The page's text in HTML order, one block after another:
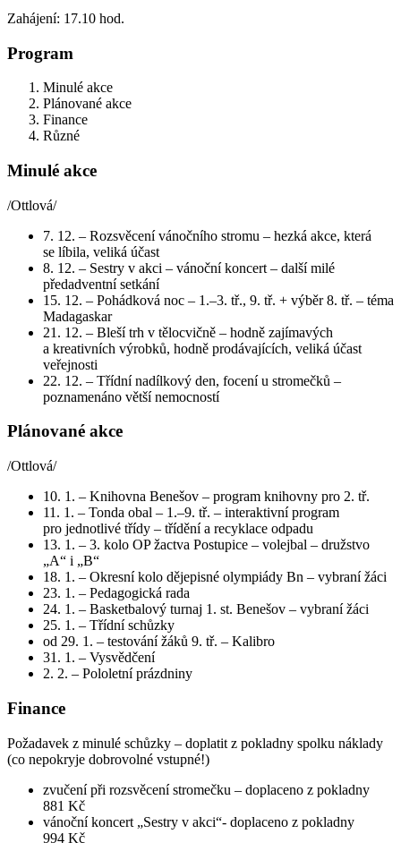
Zahájení: 17.10 hod.
Program
Minulé akce
Plánované akce
Finance
Různé
Minulé akce
/Ottlová/
7. 12. – Rozsvěcení vánočního stromu – hezká akce, která
se líbila, veliká účast
8. 12. – Sestry v akci – vánoční koncert – další milé
předadventní setkání
15. 12. – Pohádková noc – 1.–3. tř., 9. tř. + výběr 8. tř. – téma
Madagaskar
21. 12. – Bleší trh v tělocvičně – hodně zajímavých
a kreativních výrobků, hodně prodávajících, veliká účast
veřejnosti
22. 12. – Třídní nadílkový den, focení u stromečků –
poznamenáno větší nemocností
Plánované akce
/Ottlová/
10. 1. – Knihovna Benešov – program knihovny pro 2. tř.
11. 1. – Tonda obal – 1.–9. tř. – interaktivní program
pro jednotlivé třídy – třídění a recyklace odpadu
13. 1. – 3. kolo OP žactva Postupice – volejbal – družstvo
„A“ i „B“
18. 1. – Okresní kolo dějepisné olympiády Bn – vybraní žáci
23. 1. – Pedagogická rada
24. 1. – Basketbalový turnaj 1. st. Benešov – vybraní žáci
25. 1. – Třídní schůzky
od 29. 1. – testování žáků 9. tř. – Kalibro
31. 1. – Vysvědčení
2. 2. – Pololetní prázdniny
Finance
Požadavek z minulé schůzky – doplatit z pokladny spolku náklady
(co nepokryje dobrovolné vstupné!)
zvučení při rozsvěcení stromečku – doplaceno z pokladny
881 Kč
vánoční koncert „Sestry v akci“- doplaceno z pokladny
994 Kč